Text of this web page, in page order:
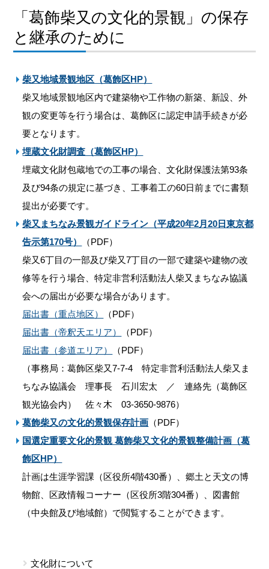
文化財について
「葛飾柴又の文化的景観」の保存
と継承のために
柴又地域景観地区（葛飾区HP）
柴又地域景観地区内で建築物や工作物の新築、新設、外
観の変更等を行う場合は、葛飾区に認定申請手続きが必
要となります。
埋蔵文化財調査（葛飾区HP）
埋蔵文化財包蔵地での工事の場合、文化財保護法第93条
及び94条の規定に基づき、工事着工の60日前までに書類
提出が必要です。
柴又まちなみ景観ガイドライン（平成20年2月20日東京都
告示第170号）
（PDF）
柴又6丁目の一部及び柴又7丁目の一部で建築や建物の改
修等を行う場合、特定非営利活動法人柴又まちなみ協議
会への届出が必要な場合があります。
届出書（重点地区）
（PDF）
届出書（帝釈天エリア）
（PDF）
届出書（参道エリア）
（PDF）
（事務局：葛飾区柴又7-7-4 特定非営利活動法人柴又ま
ちなみ協議会 理事長 石川宏太 ／ 連絡先（葛飾区
観光協会内） 佐々木 03-3650-9876）
葛飾柴又の文化的景観保存計画 （PDF）
国選定重要文化的景観 葛飾柴又文化的景観整備計画（葛
飾区HP）
計画は生涯学習課（区役所4階430番）、郷土と天文の博
物館、区政情報コーナー（区役所3階304番）、図書館
（中央館及び地域館）で閲覧することができます。